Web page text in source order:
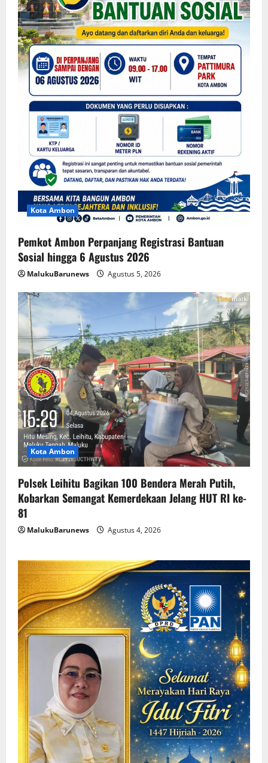
Kota Ambon
Pemkot Ambon Perpanjang Registrasi Bantuan
Sosial hingga 6 Agustus 2026
MalukuBarunews Agustus 5, 2026
Kota Ambon
Polsek Leihitu Bagikan 100 Bendera Merah Putih,
Kobarkan Semangat Kemerdekaan Jelang HUT RI ke-
81
MalukuBarunews Agustus 4, 2026